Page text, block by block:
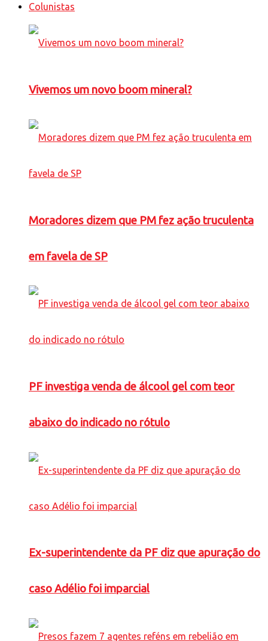
Colunistas
Vivemos um novo boom mineral?
Moradores dizem que PM fez ação truculenta
em favela de SP
PF investiga venda de álcool gel com teor
abaixo do indicado no rótulo
Ex-superintendente da PF diz que apuração do
caso Adélio foi imparcial